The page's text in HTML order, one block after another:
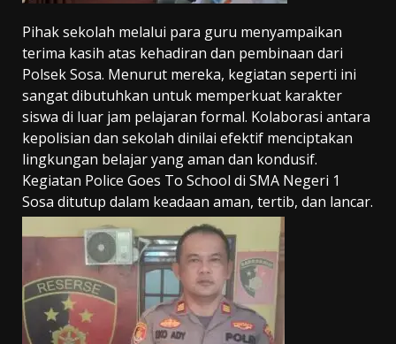
Pihak sekolah melalui para guru menyampaikan
terima kasih atas kehadiran dan pembinaan dari
Polsek Sosa. Menurut mereka, kegiatan seperti ini
sangat dibutuhkan untuk memperkuat karakter
siswa di luar jam pelajaran formal. Kolaborasi antara
kepolisian dan sekolah dinilai efektif menciptakan
lingkungan belajar yang aman dan kondusif.
Kegiatan Police Goes To School di SMA Negeri 1
Sosa ditutup dalam keadaan aman, tertib, dan lancar.